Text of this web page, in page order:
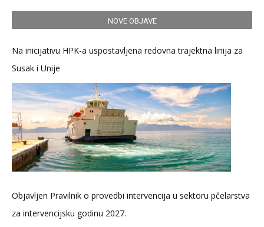
NOVE OBJAVE
Na inicijativu HPK-a uspostavljena redovna trajektna linija za
Susak i Unije
Objavljen Pravilnik o provedbi intervencija u sektoru pčelarstva
za intervencijsku godinu 2027.